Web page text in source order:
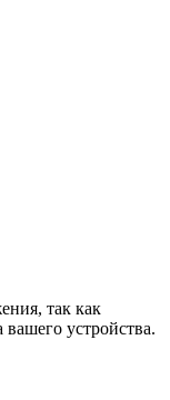
так как
вашего устройства.